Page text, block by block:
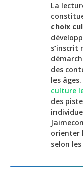
La
choix
s’inscrit
des
les
culture
des
orienter
selon